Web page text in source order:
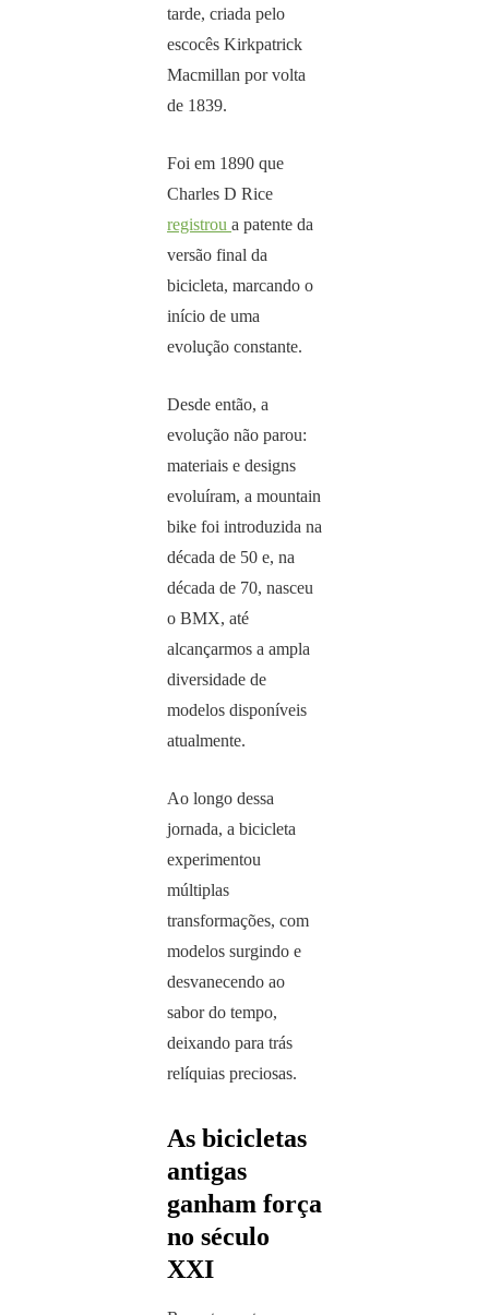
tarde, criada pelo
escocês Kirkpatrick
Macmillan por volta
de 1839.
Foi em 1890 que
Charles D Rice
registrou a patente da
versão final da
bicicleta, marcando o
início de uma
evolução constante.
Desde então, a
evolução não parou:
materiais e designs
evoluíram, a mountain
bike foi introduzida na
década de 50 e, na
década de 70, nasceu
o BMX, até
alcançarmos a ampla
diversidade de
modelos disponíveis
atualmente.
Ao longo dessa
jornada, a bicicleta
experimentou
múltiplas
transformações, com
modelos surgindo e
desvanecendo ao
sabor do tempo,
deixando para trás
relíquias preciosas.
As bicicletas
antigas
ganham força
no século
XXI